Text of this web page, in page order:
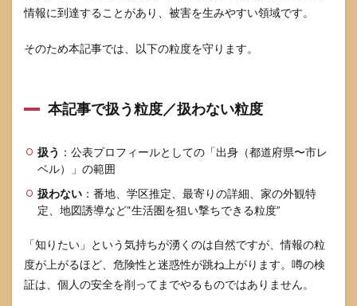
情報に到達することがあり、被害を生みやすい領域です。
そのため本記事では、以下の粒度を守ります。
本記事で扱う粒度／扱わない粒度
扱う ：公表プロフィールとしての「出身（都道府県〜市レ
ベル）」の範囲
扱わない ：番地、学区推定、最寄りの詳細、家の外観特
定、地図誘導など“生活圏を狙い撃ちできる粒度”
「知りたい」という気持ちが湧くのは自然ですが、情報の粒
度が上がるほど、危険性と迷惑性が跳ね上がります。噂の検
証は、個人の安全を削ってまでやるものではありません。